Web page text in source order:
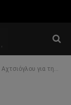
για την προεδρία